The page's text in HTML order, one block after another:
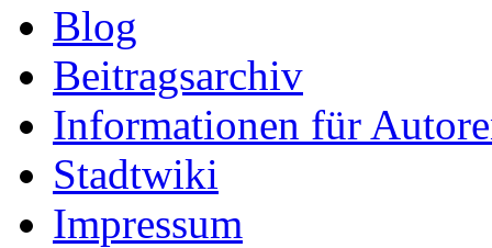
Blog
Beitragsarchiv
Informationen für
Stadtwiki
Impressum